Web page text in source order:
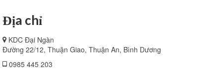
Địa chỉ
KDC Đại Ngàn
Đường 22/12, Thuận Giao, Thuận An, Bình Dương
0985 445 203